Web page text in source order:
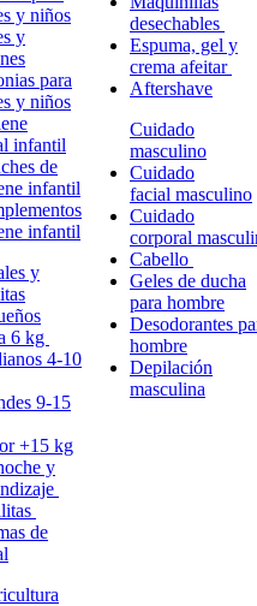
y niños
y
para
y niños
infantil
de
infantil
infantil
y
6 kg
4-10
9-15
+15 kg
y
de
desechables
Espuma, gel y
crema afeitar
Aftershave
Cuidado
masculino
Cuidado
facial masculino
Cuidado
corporal
Cabello
Geles de ducha
para hombre
Desodorantes
hombre
Depilación
masculina